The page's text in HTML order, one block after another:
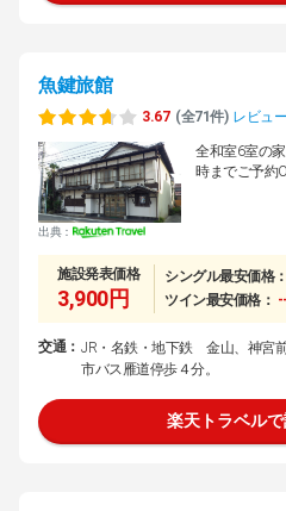
魚鍵旅館
3.67 (全71件) レビュ
出典：
全和室6室の
時までご予約
施設発表価格
3,900円
シングル最安価格：
ツイン最安価格：
交通： JR・名鉄・地下鉄 金山、神宮
市バス雁道停歩４分。
楽天トラベル